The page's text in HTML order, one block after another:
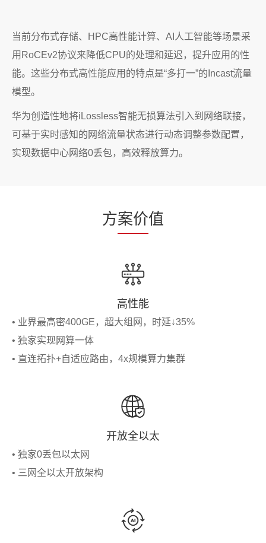
当前分布式存储、HPC高性能计算、AI人工智能等场景采
用RoCEv2协议来降低CPU的处理和延迟，提升应用的性
能。这些分布式高性能应用的特点是“多打一”的Incast流量
模型。
华为创造性地将iLossless智能无损算法引入到网络联接，
可基于实时感知的网络流量状态进行动态调整参数配置，
实现数据中心网络0丢包，高效释放算力。
方案价值
高性能
• 业界最高密400GE，超大组网，时延↓35%
• 独家实现网算一体
• 直连拓扑+自适应路由，4x规模算力集群
开放全以太
• 独家0丢包以太网
• 三网全以太开放架构